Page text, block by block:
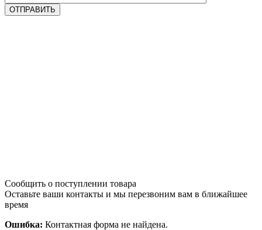
Сообщить о поступлении товара
Оставьте ваши контакты и мы перезвоним вам в ближайшее
время
Ошибка: Контактная форма не найдена.